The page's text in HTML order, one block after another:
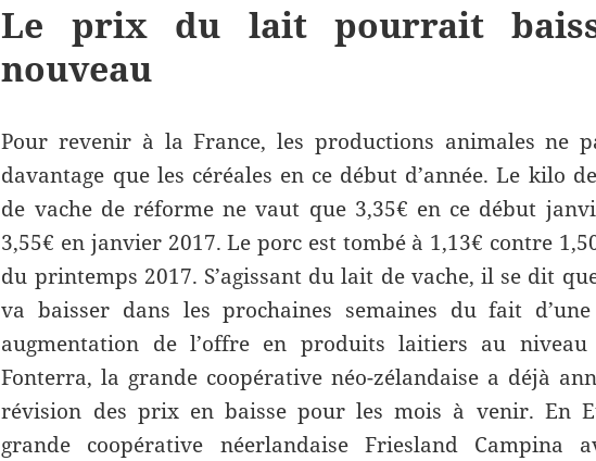
Le prix du lait pourrait
nouveau
Pour revenir à la France, les productions animales ne
davantage que les céréales en ce début d’année. Le kilo
de vache de réforme ne vaut que 3,35€ en ce début
3,55€ en janvier 2017. Le porc est tombé à 1,13€ contre
du printemps 2017. S’agissant du lait de vache, il se dit
va baisser dans les prochaines semaines du fait
augmentation de l’offre en produits laitiers au niveau
Fonterra, la grande coopérative néo-zélandaise a déjà
révision des prix en baisse pour les mois à venir. En
grande coopérative néerlandaise Friesland Campina